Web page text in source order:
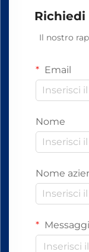
Il nostro
Email
Nome
Nome